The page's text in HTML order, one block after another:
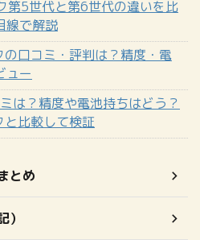
第5世代と第6世代の違いを比
線で解説
の口コミ・評判は？精度・電
ュー
は？精度や電池持ちはどう？
と比較して検証
とめ
）